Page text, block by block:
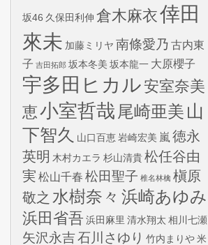
坂46 久保田利伸 倉木麻衣倖田
來未 加藤ミリヤ 南條愛乃 古内東
子 吉田拓郎 坂本冬美 坂本龍一 大原櫻子
宇多田ヒカル安室奈美
恵小室哲哉 尾崎亜美 山
下智久 山口百恵岩崎宏美 嵐 徳永
英明 木村カエラ 杉山清貴松任谷由
実 松山千春 松田聖子 椎名林檎 槇原
敬之 水樹奈々 浜崎あゆみ
浜田省吾 浜田麻里 清水翔太 相川七瀬
矢沢永吉石川さゆり 竹内まりや米